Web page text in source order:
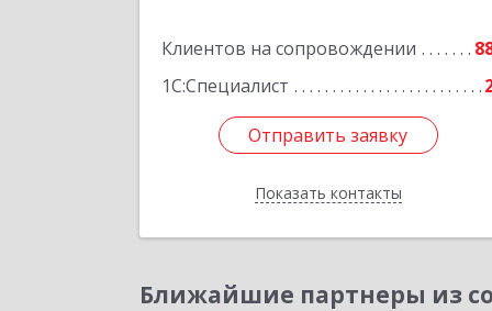
Клиентов на сопровождении
1С:Специалист
Отправить заявку
Показать контакты
Отправить заявку
Назад
Ближайшие партнеры из